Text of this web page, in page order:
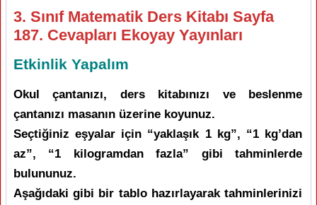
3. Sınıf Matematik Ders Kitabı Sayfa
187. Cevapları Ekoyay Yayınları
Etkinlik Yapalım
Okul çantanızı, ders kitabınızı ve beslenme
çantanızı masanın üzerine koyunuz.
Seçtiğiniz eşyalar için “yaklaşık 1 kg”, “1 kg’dan
az”, “1 kilogramdan fazla” gibi tahminlerde
bulununuz.
Aşağıdaki gibi bir tablo hazırlayarak tahminlerinizi